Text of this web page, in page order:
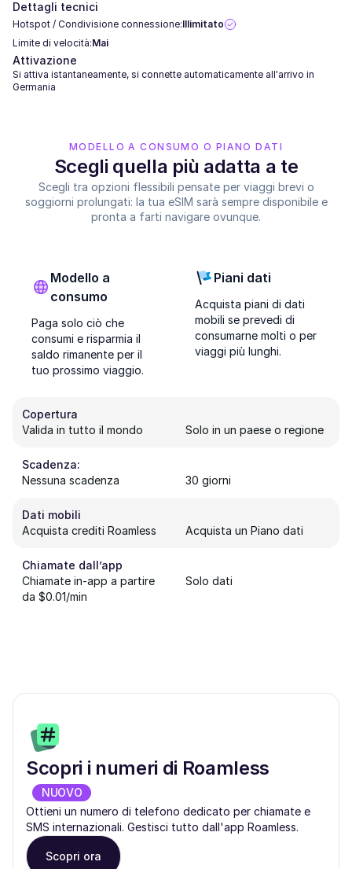
Dettagli tecnici
Hotspot / Condivisione connessione:Illimitato
Limite di velocità:Mai
Attivazione
Si attiva istantaneamente, si connette automaticamente all'arrivo in
Germania
MODELLO A CONSUMO O PIANO DATI
Scegli quella più adatta a te
Scegli tra opzioni flessibili pensate per viaggi brevi o
soggiorni prolungati: la tua eSIM sarà sempre disponibile e
pronta a farti navigare ovunque.
Modello a
consumo
Paga solo ciò che
consumi e risparmia il
saldo rimanente per il
tuo prossimo viaggio.
Piani dati
Acquista piani di dati
mobili se prevedi di
consumarne molti o per
viaggi più lunghi.
Copertura
Valida in tutto il mondo
Solo in un paese o regione
Scadenza:
Nessuna scadenza
30 giorni
Dati mobili
Acquista crediti Roamless
Acquista un Piano dati
Chiamate dall’app
Chiamate in-app a partire
da $0.01/min
Solo dati
Scopri i numeri di Roamless
NUOVO
Ottieni un numero di telefono dedicato per chiamate e
SMS internazionali. Gestisci tutto dall'app Roamless.
Scopri ora